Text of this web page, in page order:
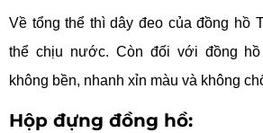
Về tổng thể thì dây đeo của đồng hồ
thể chịu nước. Còn đối với đồng
không bền, nhanh xỉn màu và không
Hộp đựng đồng hồ: